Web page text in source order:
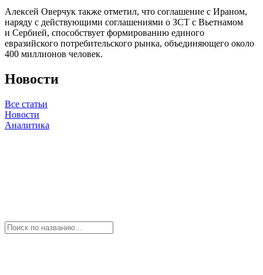
Алексей Оверчук также отметил, что соглашение с Ираном,
наряду с действующими соглашениями о ЗСТ с Вьетнамом
и Сербией, способствует формированию единого
евразийского потребительского рынка, объединяющего около
400 миллионов человек.
Новости
Все статьи
Новости
Аналитика